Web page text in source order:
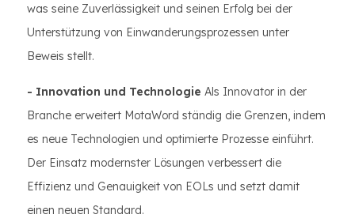
was seine Zuverlässigkeit und seinen Erfolg bei der
Unterstützung von Einwanderungsprozessen unter
Beweis stellt.
- Innovation und Technologie Als Innovator in der
Branche erweitert MotaWord ständig die Grenzen, indem
es neue Technologien und optimierte Prozesse einführt.
Der Einsatz modernster Lösungen verbessert die
Effizienz und Genauigkeit von EOLs und setzt damit
einen neuen Standard.